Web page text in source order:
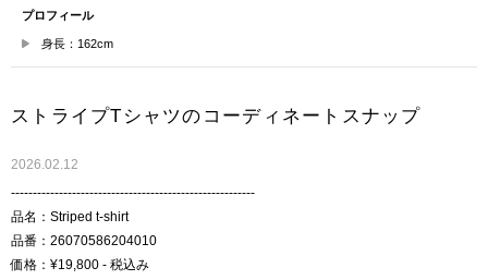
プロフィール
身長：162cm
ストライプTシャツのコーディネートスナップ
2026.02.12
--------------------------------------------------------
品名：Striped t-shirt
品番：26070586204010
価格：¥19,800 - 税込み